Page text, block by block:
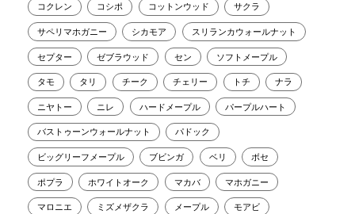
コクレン コシポ コットンウッド サクラ
サペリマホガニー シカモア スリランカウォールナット
セプター ゼブラウッド セン ソフトメープル
タモ タリ チーク チェリー トチ ナラ
ニヤトー ニレ ハードメープル パープルハート
バストゥーンウォールナット パドック
ビッグリーフメープル ブビンガ ベリ ボセ
ポプラ ホワイトオーク マカバ マホガニー
マロニエ ミズメザクラ メープル モアビ